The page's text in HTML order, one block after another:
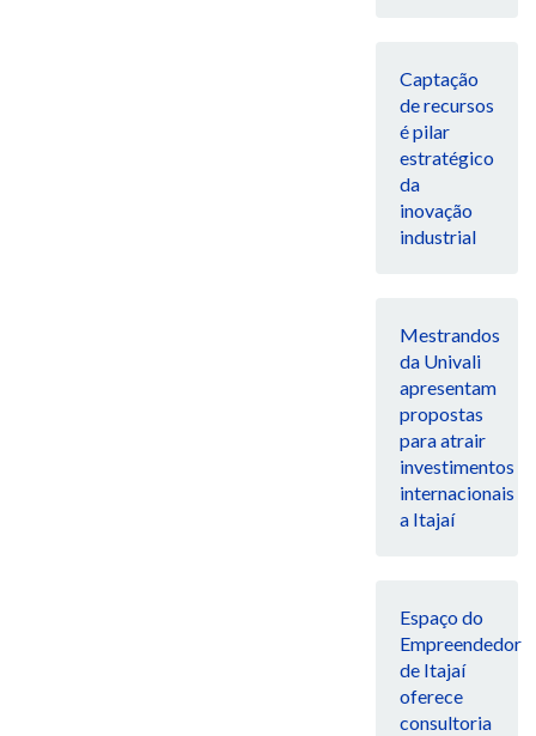
Captação
de recursos
é pilar
estratégico
da
inovação
industrial
Mestrandos
da Univali
apresentam
propostas
para atrair
investimentos
internacionais
a Itajaí
Espaço do
Empreendedor
de Itajaí
oferece
consultoria